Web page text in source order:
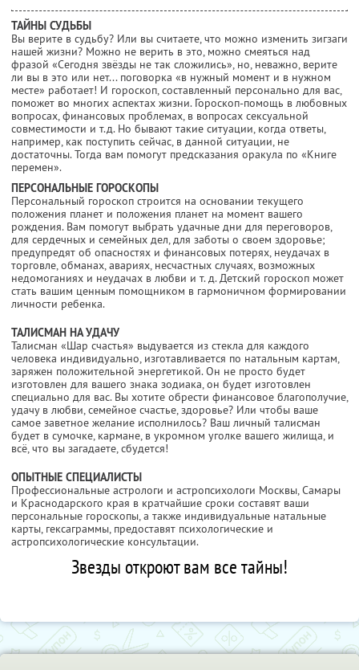
ТАЙНЫ СУДЬБЫ
Вы верите в судьбу? Или вы считаете, что можно изменить зигзаги
нашей жизни? Можно не верить в это, можно смеяться над
фразой «Сегодня звёзды не так сложились», но, неважно, верите
ли вы в это или нет... поговорка «в нужный момент и в нужном
месте» работает! И гороскоп, составленный персонально для вас,
поможет во многих аспектах жизни. Гороскоп-помощь в любовных
вопросах, финансовых проблемах, в вопросах сексуальной
совместимости и т.д. Но бывают такие ситуации, когда ответы,
например, как поступить сейчас, в данной ситуации, не
достаточны. Тогда вам помогут предсказания оракула по «Книге
перемен».
ПЕРСОНАЛЬНЫЕ ГОРОСКОПЫ
Персональный гороскоп строится на основании текущего
положения планет и положения планет на момент вашего
рождения. Вам помогут выбрать удачные дни для переговоров,
для сердечных и семейных дел, для заботы о своем здоровье;
предупредят об опасностях и финансовых потерях, неудачах в
торговле, обманах, авариях, несчастных случаях, возможных
недомоганиях и неудачах в любви и т. д. Детский гороскоп может
стать вашим ценным помощником в гармоничном формировании
личности ребенка.
ТАЛИСМАН НА УДАЧУ
Талисман «Шар счастья» выдувается из стекла для каждого
человека индивидуально, изготавливается по натальным картам,
заряжен положительной энергетикой. Он не просто будет
изготовлен для вашего знака зодиака, он будет изготовлен
специально для вас. Вы хотите обрести финансовое благополучие,
удачу в любви, семейное счастье, здоровье? Или чтобы ваше
самое заветное желание исполнилось? Ваш личный талисман
будет в сумочке, кармане, в укромном уголке вашего жилища, и
всё, что вы загадаете, сбудется!
ОПЫТНЫЕ СПЕЦИАЛИСТЫ
Профессиональные астрологи и астропсихологи Москвы, Самары
и Краснодарского края в кратчайшие сроки составят ваши
персональные гороскопы, а также индивидуальные натальные
карты, гексаграммы, предоставят психологические и
астропсихологические консультации.
Звезды откроют вам все тайны!